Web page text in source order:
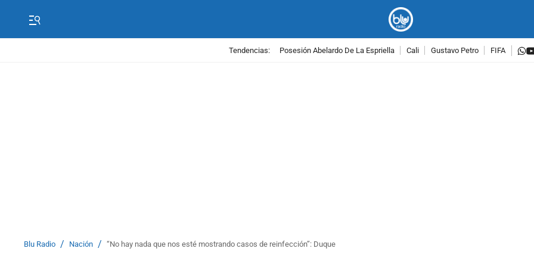
Tendencias: Posesión Abelardo De La Espriella Cali Gustavo Petro FIFA
Blu Radio / Nación / “No hay nada que nos esté mostrando casos de reinfección”: Duque